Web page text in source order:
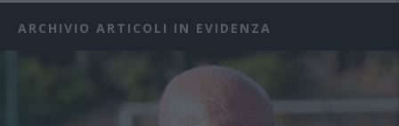
ARCHIVIO ARTICOLI IN EVIDENZA